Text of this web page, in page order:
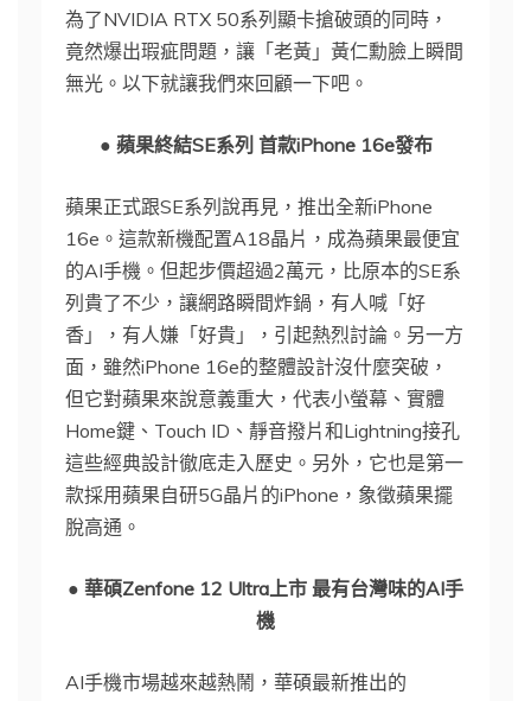
為了NVIDIA RTX 50系列顯卡搶破頭的同時，
竟然爆出瑕疵問題，讓「老黃」黃仁勳臉上瞬間
無光。以下就讓我們來回顧一下吧。
● 蘋果終結SE系列 首款iPhone 16e發布
蘋果正式跟SE系列說再見，推出全新iPhone
16e。這款新機配置A18晶片，成為蘋果最便宜
的AI手機。但起步價超過2萬元，比原本的SE系
列貴了不少，讓網路瞬間炸鍋，有人喊「好
香」，有人嫌「好貴」，引起熱烈討論。另一方
面，雖然iPhone 16e的整體設計沒什麼突破，
但它對蘋果來說意義重大，代表小螢幕、實體
Home鍵、Touch ID、靜音撥片和Lightning接孔
這些經典設計徹底走入歷史。另外，它也是第一
款採用蘋果自研5G晶片的iPhone，象徵蘋果擺
脫高通。
● 華碩Zenfone 12 Ultra上市 最有台灣味的AI手
機
AI手機市場越來越熱鬧，華碩最新推出的